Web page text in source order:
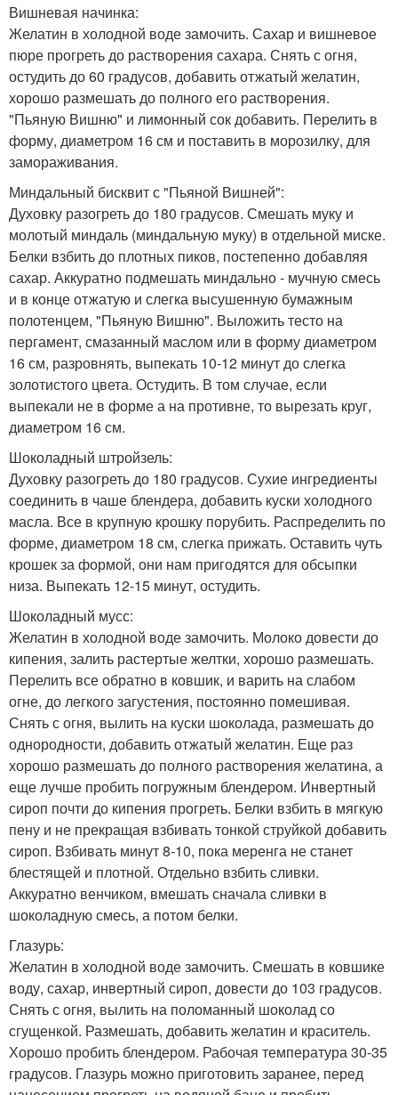
Вишневая начинка:
Желатин в холодной воде замочить. Сахар и вишневое
пюре прогреть до растворения сахара. Снять с огня,
остудить до 60 градусов, добавить отжатый желатин,
хорошо размешать до полного его растворения.
"Пьяную Вишню" и лимонный сок добавить. Перелить в
форму, диаметром 16 см и поставить в морозилку, для
замораживания.
Миндальный бисквит с "Пьяной Вишней":
Духовку разогреть до 180 градусов. Смешать муку и
молотый миндаль (миндальную муку) в отдельной миске.
Белки взбить до плотных пиков, постепенно добавляя
сахар. Аккуратно подмешать миндально - мучную смесь
и в конце отжатую и слегка высушенную бумажным
полотенцем, "Пьяную Вишню". Выложить тесто на
пергамент, смазанный маслом или в форму диаметром
16 см, разровнять, выпекать 10-12 минут до слегка
золотистого цвета. Остудить. В том случае, если
выпекали не в форме а на противне, то вырезать круг,
диаметром 16 см.
Шоколадный штройзель:
Духовку разогреть до 180 градусов. Сухие ингредиенты
соединить в чаше блендера, добавить куски холодного
масла. Все в крупную крошку порубить. Распределить по
форме, диаметром 18 см, слегка прижать. Оставить чуть
крошек за формой, они нам пригодятся для обсыпки
низа. Выпекать 12-15 минут, остудить.
Шоколадный мусс:
Желатин в холодной воде замочить. Молоко довести до
кипения, залить растертые желтки, хорошо размешать.
Перелить все обратно в ковшик, и варить на слабом
огне, до легкого загустения, постоянно помешивая.
Снять с огня, вылить на куски шоколада, размешать до
однородности, добавить отжатый желатин. Еще раз
хорошо размешать до полного растворения желатина, а
еще лучше пробить погружным блендером. Инвертный
сироп почти до кипения прогреть. Белки взбить в мягкую
пену и не прекращая взбивать тонкой струйкой добавить
сироп. Взбивать минут 8-10, пока меренга не станет
блестящей и плотной. Отдельно взбить сливки.
Аккуратно венчиком, вмешать сначала сливки в
шоколадную смесь, а потом белки.
Глазурь:
Желатин в холодной воде замочить. Смешать в ковшике
воду, сахар, инвертный сироп, довести до 103 градусов.
Снять с огня, вылить на поломанный шоколад со
сгущенкой. Размешать, добавить желатин и краситель.
Хорошо пробить блендером. Рабочая температура 30-35
градусов. Глазурь можно приготовить заранее, перед